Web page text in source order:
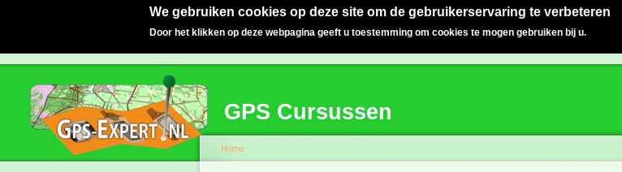
We gebruiken cookies op deze site om de gebruikerservaring te verbeteren
Door het klikken op deze webpagina geeft u toestemming om cookies te mogen gebruiken bij u.
GPS Cursussen
Home